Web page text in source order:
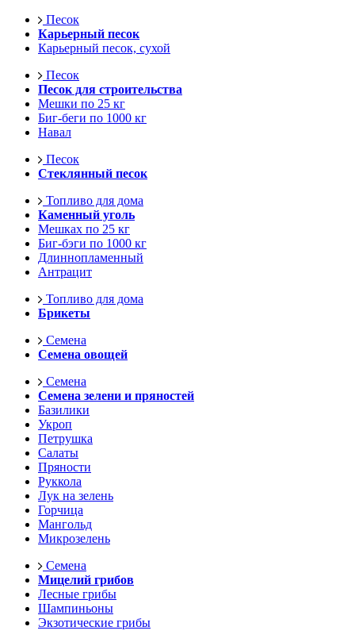
Песок
Карьерный песок
Карьерный песок, сухой
Песок
Песок для строительства
Мешки по 25 кг
Биг-беги по 1000 кг
Навал
Песок
Стеклянный песок
Топливо для дома
Каменный уголь
Мешках по 25 кг
Биг-бэги по 1000 кг
Длиннопламенный
Антрацит
Топливо для дома
Брикеты
Семена
Семена овощей
Семена
Семена зелени и пряностей
Базилики
Укроп
Петрушка
Салаты
Пряности
Руккола
Лук на зелень
Горчица
Мангольд
Микрозелень
Семена
Мицелий грибов
Лесные грибы
Шампиньоны
Экзотические грибы